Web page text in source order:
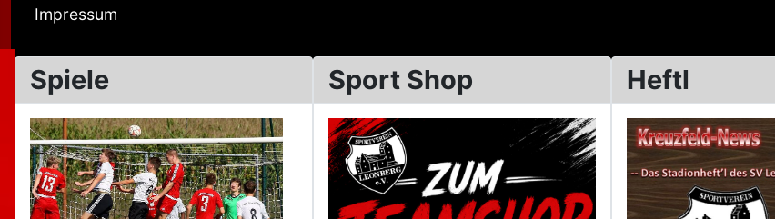
Impressum
Spiele Sport Shop Heftl